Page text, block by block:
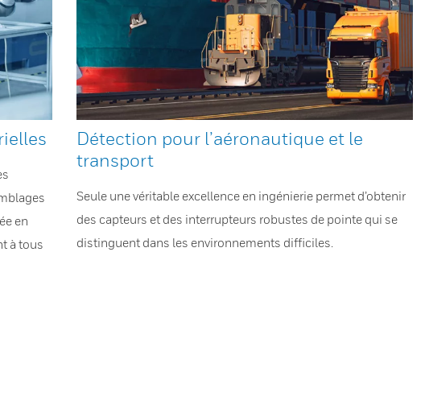
en
à tous
Détection pour l’aéronautique et le
transport
Seule une véritable excellence en ingénierie permet d’obtenir
des capteurs et des interrupteurs robustes de pointe qui se
distinguent dans les environnements difficiles.